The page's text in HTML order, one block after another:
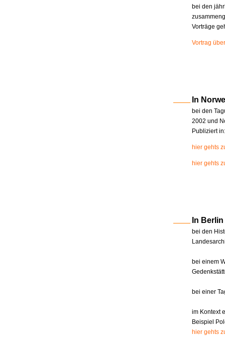
bei den
Vorträge
Vortrag
In
bei den
2002 und
Publiziert
hier gehts
hier gehts
In
bei den
bei einem
bei einer
im Kontext
Beispiel
hier gehts